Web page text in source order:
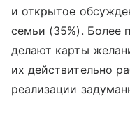
и открытое
семьи (35%). Более
делают карты
их действительно
реализации